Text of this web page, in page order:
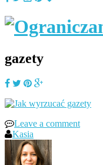
gazety
Leave a comment
Kasia